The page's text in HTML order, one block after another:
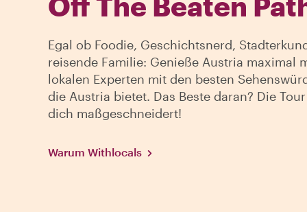
Egal ob Foodie, Geschichtsnerd,
reisende Familie: Genieße Austria maximal
lokalen Experten mit den besten
die Austria bietet. Das Beste daran? Die
dich maßgeschneidert!
Warum Withlocals